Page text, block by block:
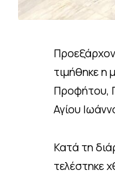
τιμήθηκε η
Προφήτου,
Αγίου
Κατά τη
τελέστηκε